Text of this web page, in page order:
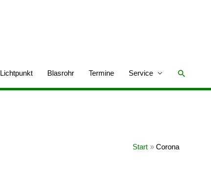
Lichtpunkt Blasrohr Termine Service Suchen
Start Corona